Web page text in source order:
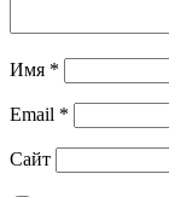
Имя *
Email *
Сайт